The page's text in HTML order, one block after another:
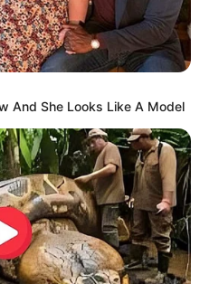
And She Looks Like A Model